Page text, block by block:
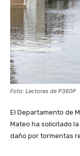
Foto: Lectores de P360P
El Departamento de
Mateo ha solicitado
daño por tormentas